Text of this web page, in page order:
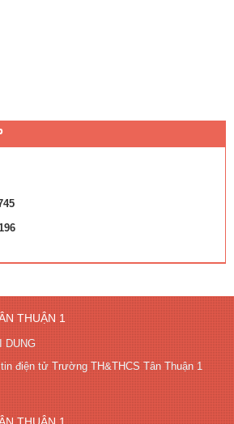
THUẬN 1
DUNG
điện tử Trường TH&THCS Tân Thuận 1
THUẬN 1